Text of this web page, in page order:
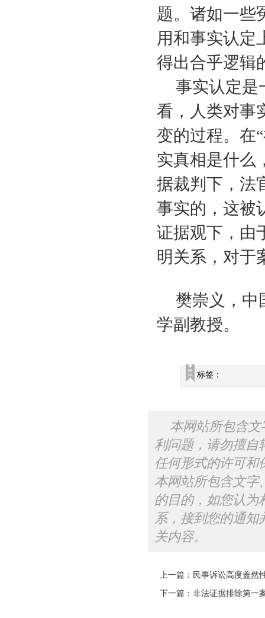
题。诸如一些
用和事实认定
得出合乎逻辑
事实认定是
看，人类对事
变的过程。在
实真相是什么
据裁判下，法
事实的，这被
证据观下，由
明关系，对于
樊崇义，中
学副教授。
标签：
本网站所包含
利问题，请勿擅自
任何形式的许可和
本网站所包含文字
的目的，如您认为
系，接到您的通知
关内容。
上一篇： 民事诉讼高度盖然
下一篇： 非法证据排除第一